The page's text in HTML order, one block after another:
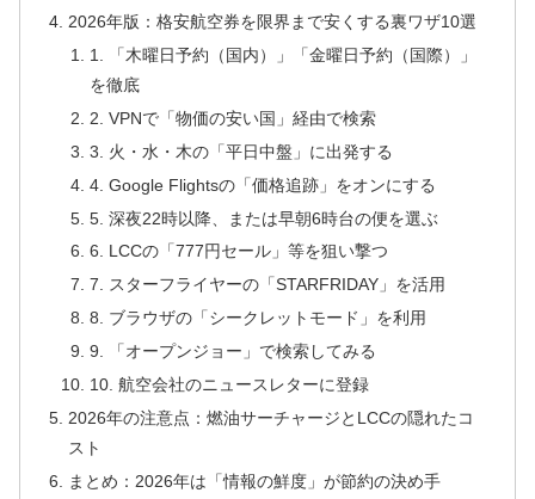
2026年版：格安航空券を限界まで安くする裏ワザ10選
1. 「木曜日予約（国内）」「金曜日予約（国際）」
を徹底
2. VPNで「物価の安い国」経由で検索
3. 火・水・木の「平日中盤」に出発する
4. Google Flightsの「価格追跡」をオンにする
5. 深夜22時以降、または早朝6時台の便を選ぶ
6. LCCの「777円セール」等を狙い撃つ
7. スターフライヤーの「STARFRIDAY」を活用
8. ブラウザの「シークレットモード」を利用
9. 「オープンジョー」で検索してみる
10. 航空会社のニュースレターに登録
2026年の注意点：燃油サーチャージとLCCの隠れたコ
スト
まとめ：2026年は「情報の鮮度」が節約の決め手